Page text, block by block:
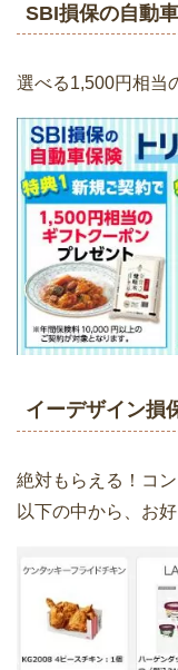
SBI損保の自動
選べる1,500円相当
イーデザイン損
絶対もらえる！コ
以下の中から、お